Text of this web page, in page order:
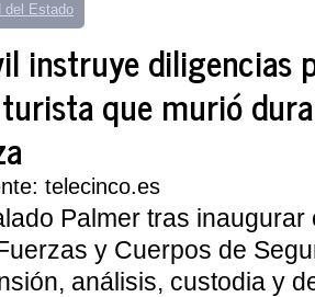
del Estado
instruye diligencias
que murió
telecinco.es
Palmer tras inaugurar
y Cuerpos de
análisis, custodia y